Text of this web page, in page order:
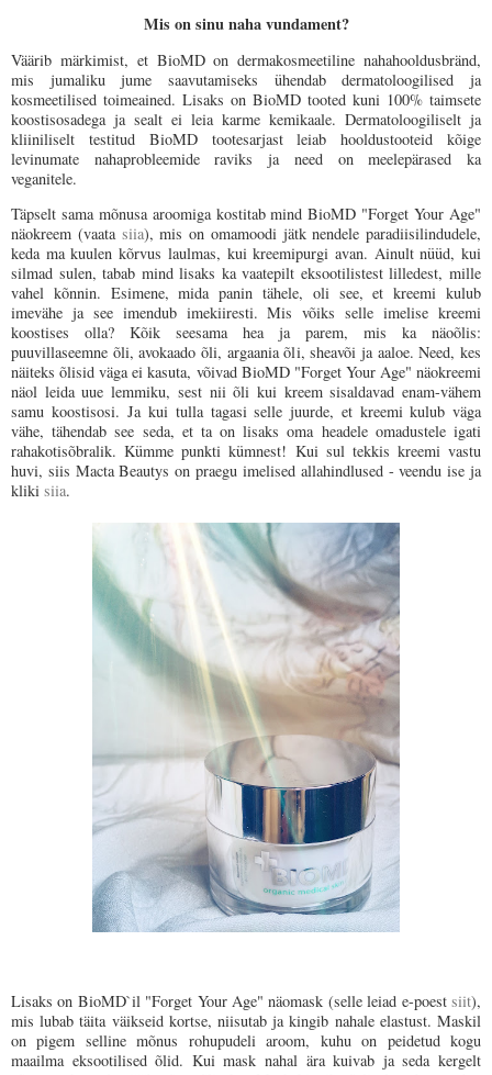
Mis on sinu naha vundament?
Väärib märkimist, et BioMD on dermakosmeetiline nahahooldusbränd,
mis jumaliku jume saavutamiseks ühendab dermatoloogilised ja
kosmeetilised toimeained. Lisaks on BioMD tooted kuni 100% taimsete
koostisosadega ja sealt ei leia karme kemikaale. Dermatoloogiliselt ja
kliiniliselt testitud BioMD tootesarjast leiab hooldustooteid kõige
levinumate nahaprobleemide raviks ja need on meelepärased ka
veganitele.
Täpselt sama mõnusa aroomiga kostitab mind BioMD "Forget Your Age"
näokreem (vaata siia), mis on omamoodi jätk nendele paradiisilindudele,
keda ma kuulen kõrvus laulmas, kui kreemipurgi avan. Ainult nüüd, kui
silmad sulen, tabab mind lisaks ka vaatepilt eksootilistest lilledest, mille
vahel kõnnin. Esimene, mida panin tähele, oli see, et kreemi kulub
imevähe ja see imendub imekiiresti. Mis võiks selle imelise kreemi
koostises olla? Kõik seesama hea ja parem, mis ka näoõlis:
puuvillaseemne õli, avokaado õli, argaania õli, sheavõi ja aaloe. Need, kes
näiteks õlisid väga ei kasuta, võivad BioMD "Forget Your Age" näokreemi
näol leida uue lemmiku, sest nii õli kui kreem sisaldavad enam-vähem
samu koostisosi. Ja kui tulla tagasi selle juurde, et kreemi kulub väga
vähe, tähendab see seda, et ta on lisaks oma headele omadustele igati
rahakotisõbralik. Kümme punkti kümnest! Kui sul tekkis kreemi vastu
huvi, siis Macta Beautys on praegu imelised allahindlused - veendu ise ja
kliki siia.
Lisaks on BioMD`il "Forget Your Age" näomask (selle leiad e-poest siit),
mis lubab täita väikseid kortse, niisutab ja kingib nahale elastust. Maskil
on pigem selline mõnus rohupudeli aroom, kuhu on peidetud kogu
maailma eksootilised õlid. Kui mask nahal ära kuivab ja seda kergelt